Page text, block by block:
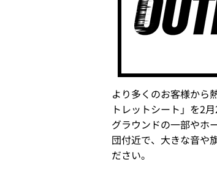
より多くのお客様から
トレットシート」を2
グラウンドの一部やホ
団付近で、大きな音や
ださい。